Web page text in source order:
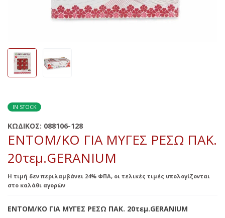
IN STOCK
ΚΩΔΙΚΟΣ: 088106-128
ΕΝΤΟΜ/ΚΟ ΓΙΑ ΜΥΓΕΣ ΡΕΣΩ ΠΑΚ.
20τεμ.GERANIUM
Η τιμή δεν περιλαμβάνει 24% ΦΠΑ, οι τελικές τιμές υπολογίζονται
στο καλάθι αγορών
ΕΝΤΟΜ/ΚΟ ΓΙΑ ΜΥΓΕΣ ΡΕΣΩ ΠΑΚ. 20τεμ.GERANIUM